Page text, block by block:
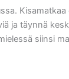
ja täynnä
siinsi